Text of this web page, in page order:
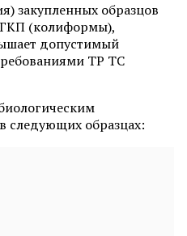
закупленных образцов
(колиформы),
допустимый
ТР ТС
следующих образцах: